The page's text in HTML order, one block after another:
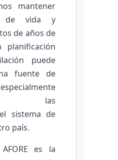
mantener
de vida y
de años de
planificación
puede
fuente de
las
sistema de
país.
es la